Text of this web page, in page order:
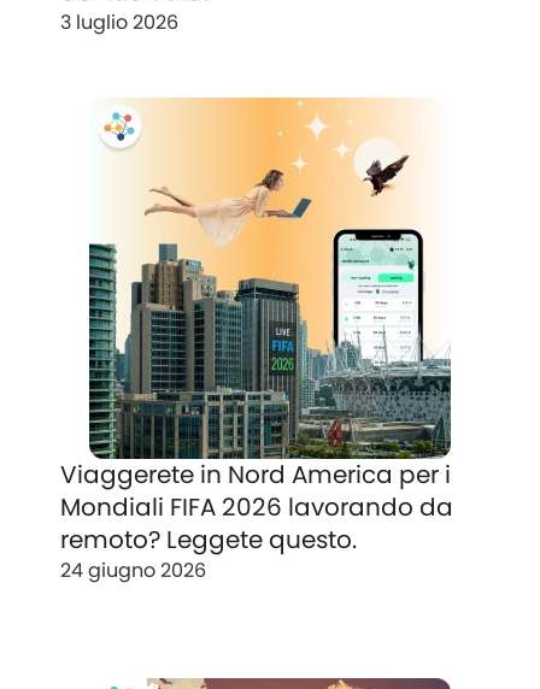
3 luglio 2026
Viaggerete in Nord America per i
Mondiali FIFA 2026 lavorando da
remoto? Leggete questo.
24 giugno 2026